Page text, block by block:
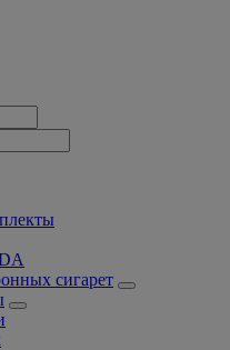
сигарет